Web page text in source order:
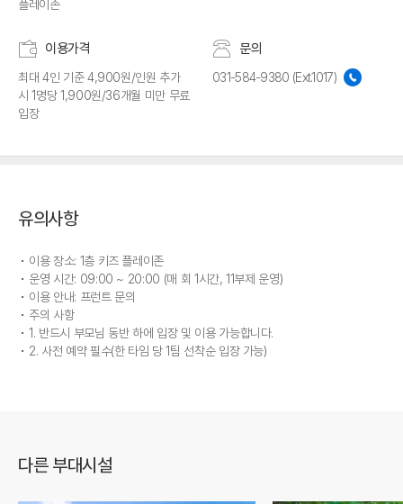
플레이존
이용가격
최대 4인 기준 4,900원/인원 추가
시 1명당 1,900원/36개월 미만 무료
입장
문의
031-584-9380 (Ext.1017)
유의사항
이용 장소: 1층 키즈 플레이존
운영 시간: 09:00 ~ 20:00 (매 회 1시간, 11부제 운영)
이용 안내: 프런트 문의
주의 사항
1. 반드시 부모님 동반 하에 입장 및 이용 가능합니다.
2. 사전 예약 필수(한 타임 당 1팀 선착순 입장 가능)
다른 부대시설